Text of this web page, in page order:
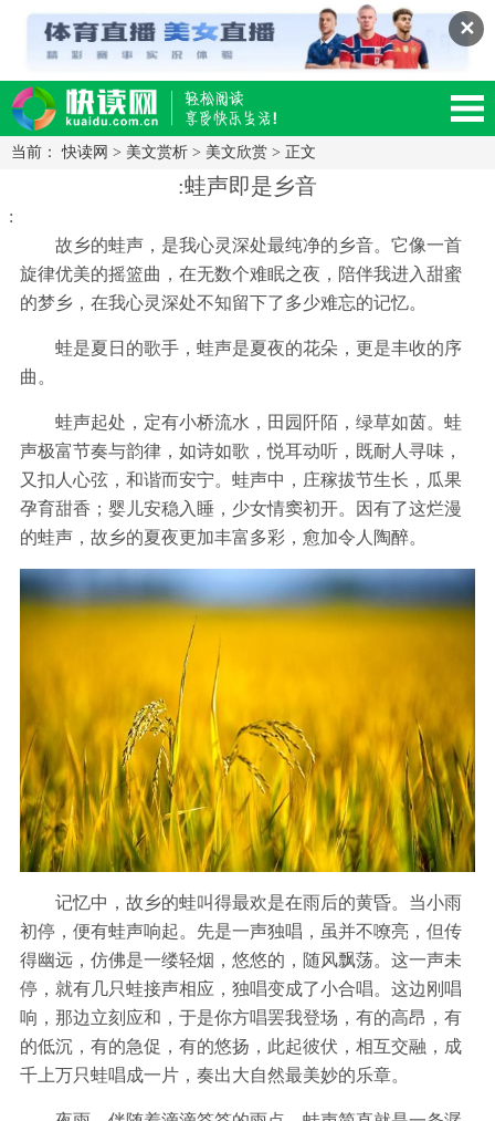
✕
读网-轻松阅读,快乐生活移动版
当前：快读网 > 美文赏析 > 美文欣赏 > 正文
:蛙声即是乡音
:
故乡的蛙声，是我心灵深处最纯净的乡音。它像一首
旋律优美的摇篮曲，在无数个难眠之夜，陪伴我进入甜蜜
的梦乡，在我心灵深处不知留下了多少难忘的记忆。
蛙是夏日的歌手，蛙声是夏夜的花朵，更是丰收的序
曲。
蛙声起处，定有小桥流水，田园阡陌，绿草如茵。蛙
声极富节奏与韵律，如诗如歌，悦耳动听，既耐人寻味，
又扣人心弦，和谐而安宁。蛙声中，庄稼拔节生长，瓜果
孕育甜香；婴儿安稳入睡，少女情窦初开。因有了这烂漫
的蛙声，故乡的夏夜更加丰富多彩，愈加令人陶醉。
记忆中，故乡的蛙叫得最欢是在雨后的黄昏。当小雨
初停，便有蛙声响起。先是一声独唱，虽并不嘹亮，但传
得幽远，仿佛是一缕轻烟，悠悠的，随风飘荡。这一声未
停，就有几只蛙接声相应，独唱变成了小合唱。这边刚唱
响，那边立刻应和，于是你方唱罢我登场，有的高昂，有
的低沉，有的急促，有的悠扬，此起彼伏，相互交融，成
千上万只蛙唱成一片，奏出大自然最美妙的乐章。